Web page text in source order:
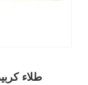
طلاء